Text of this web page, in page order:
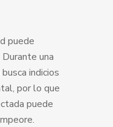
puede
una
indicios
por lo que
puede